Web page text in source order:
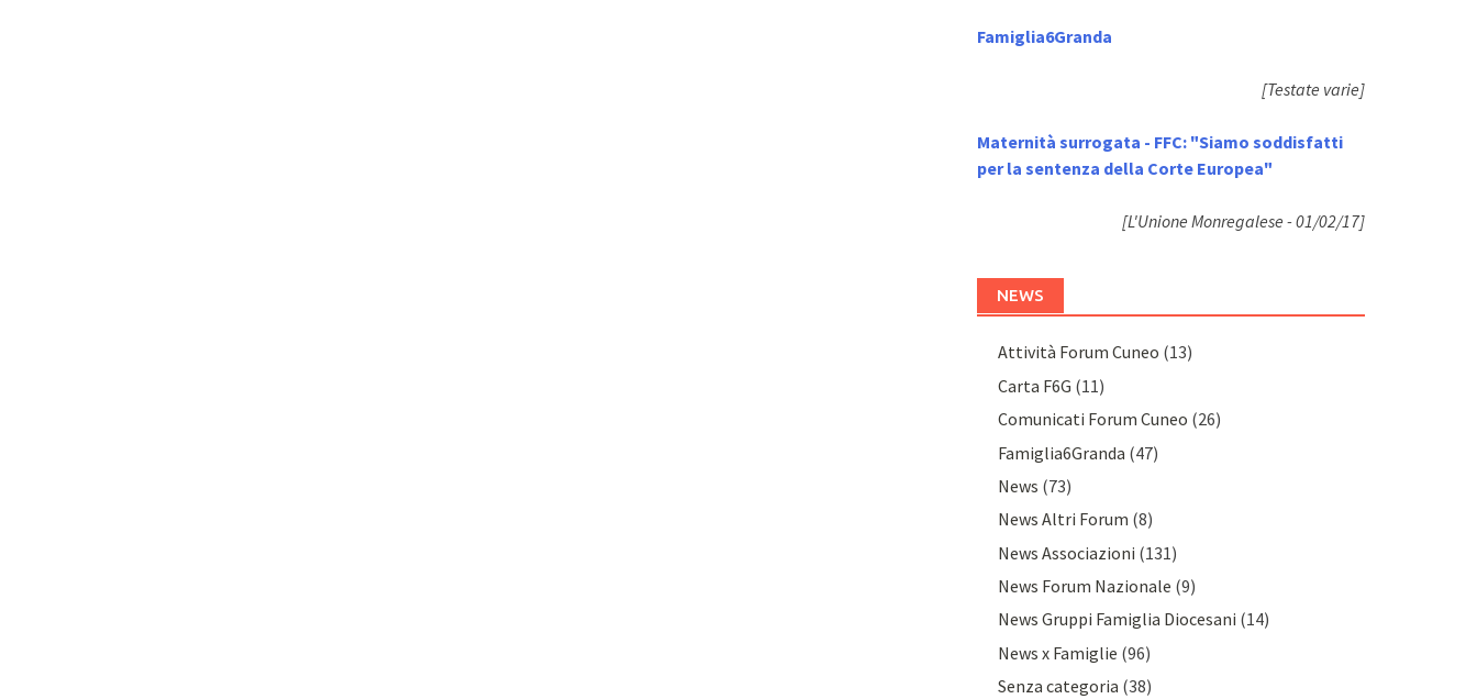
Famiglia6Granda
[Testate varie]
Maternità surrogata - FFC: "Siamo soddisfatti
per la sentenza della Corte Europea"
[L'Unione Monregalese - 01/02/17]
NEWS
Attività Forum Cuneo (13)
Carta F6G (11)
Comunicati Forum Cuneo (26)
Famiglia6Granda (47)
News (73)
News Altri Forum (8)
News Associazioni (131)
News Forum Nazionale (9)
News Gruppi Famiglia Diocesani (14)
News x Famiglie (96)
Senza categoria (38)